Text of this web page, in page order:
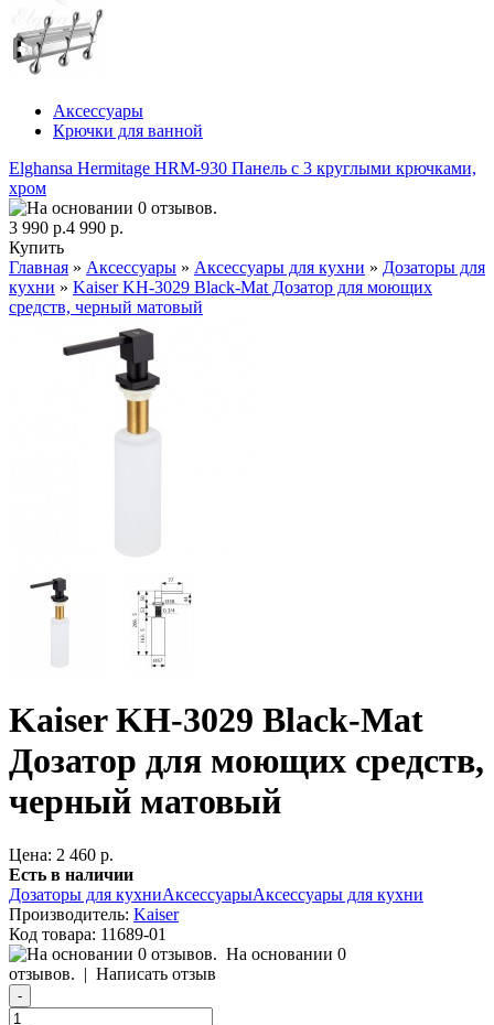
Аксессуары
Крючки для ванной
Elghansa Hermitage HRM-930 Панель с 3 круглыми крючками,
хром
3 990 р.4 990 р.
Купить
Главная » Аксессуары » Аксессуары для кухни » Дозаторы для
кухни » Kaiser KH-3029 Black-Mat Дозатор для моющих
средств, черный матовый
Kaiser KH-3029 Black-Mat
Дозатор для моющих средств,
черный матовый
Цена: 2 460 р.
Есть в наличии
Дозаторы для кухниАксессуарыАксессуары для кухни
Производитель: Kaiser
Код товара: 11689-01
На основании 0
отзывов. | Написать отзыв